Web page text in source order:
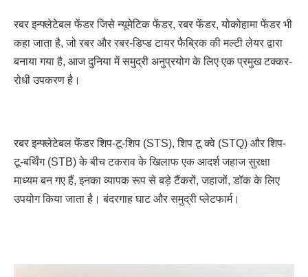
रबर इन्फ्लेटेबल फेंडर जिसे न्यूमेटिक फेंडर, रबर फेंडर, योकोहामा फेंडर भी
कहा जाता है, जो रबर और रबर-डिप्ड टायर फैब्रिक की मल्टी लेयर द्वारा
बनाया गया है, आज दुनिया में समुद्री अनुप्रयोग के लिए एक प्रमुख टक्कर-
रोधी उपकरण है।
रबर इन्फ्लेटेबल फेंडर शिप-टू-शिप (STS), शिप टू क्वे (STQ) और शिप-
टू-बर्थिंग (STB) के बीच टकराव के खिलाफ एक आदर्श जहाज सुरक्षा
माध्यम बन गए हैं, इनका व्यापक रूप से बड़े टैंकरों, जहाजों, डॉक के लिए
उपयोग किया जाता है। बंदरगाह घाट और समुद्री प्लेटफार्म।